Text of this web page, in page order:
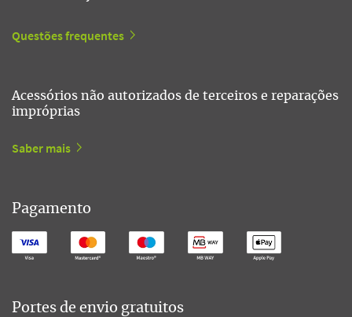
Questões frequentes
Acessórios não autorizados de terceiros e reparações
impróprias
Saber mais
Pagamento
Portes de envio gratuitos